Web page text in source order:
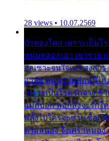
28 views • 10.07.2569
บัวทองโศก เพราะเป็น
หนุ่มหลอกเอา เขารวย
ออเซาะจนใจเบา สงสา
อาลัย หนุ่มรูปหล่อหนีไก
เพราะเป็นโรครักจาง ชี
แม่ก็บอก พ่อก็สั่งจะรักใ
พลั้งไปใครจะช่วย ซื้อเป
ตามสนอง จึงเศร้าหมอ